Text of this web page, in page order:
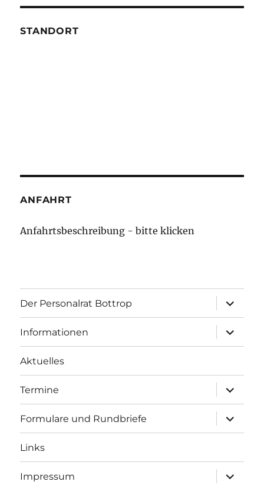
STANDORT
ANFAHRT
Anfahrtsbeschreibung - bitte klicken
Der Personalrat Bottrop
öffnen
Informationen
öffnen
Aktuelles
Termine
öffnen
Formulare und Rundbriefe
öffnen
Links
Impressum
öffnen